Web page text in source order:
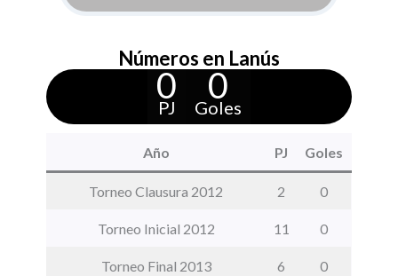
Números en Lanús
0
PJ
0
Goles
Año PJ Goles
Torneo Clausura 2012 2 0
Torneo Inicial 2012 11 0
Torneo Final 2013 6 0